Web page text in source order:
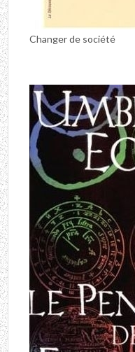
Changer de société